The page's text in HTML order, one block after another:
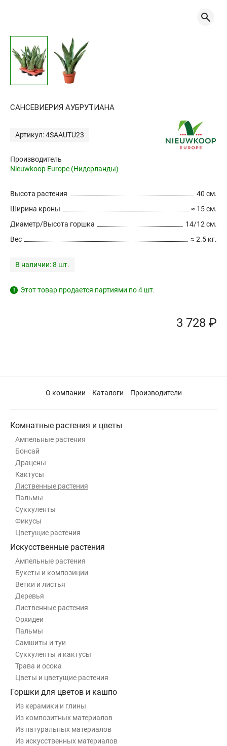
САНСЕВИЕРИЯ АУБРУТИАНА
Артикул: 4SAAUTU23
Производитель
Nieuwkoop Europe (Нидерланды)
40 см.
Высота растения
≈ 15 см.
Ширина кроны
14/12 см.
Диаметр/Высота горшка
≈ 2.5 кг.
Вес
В наличии:8 шт.
! Этот товар продается партиями по 4 шт.
3 728 ₽
О компании Каталоги Производители
Комнатные растения и цветы
Ампельные растения
Бонсай
Драцены
Кактусы
Лиственные растения
Пальмы
Суккуленты
Фикусы
Цветущие растения
Искусственные растения
Ампельные растения
Букеты и композиции
Ветки и листья
Деревья
Лиственные растения
Орхидеи
Пальмы
Самшиты и туи
Суккуленты и кактусы
Трава и осока
Цветы и цветущие растения
Горшки для цветов и кашпо
Из керамики и глины
Из композитных материалов
Из натуральных материалов
Из искусственных материалов